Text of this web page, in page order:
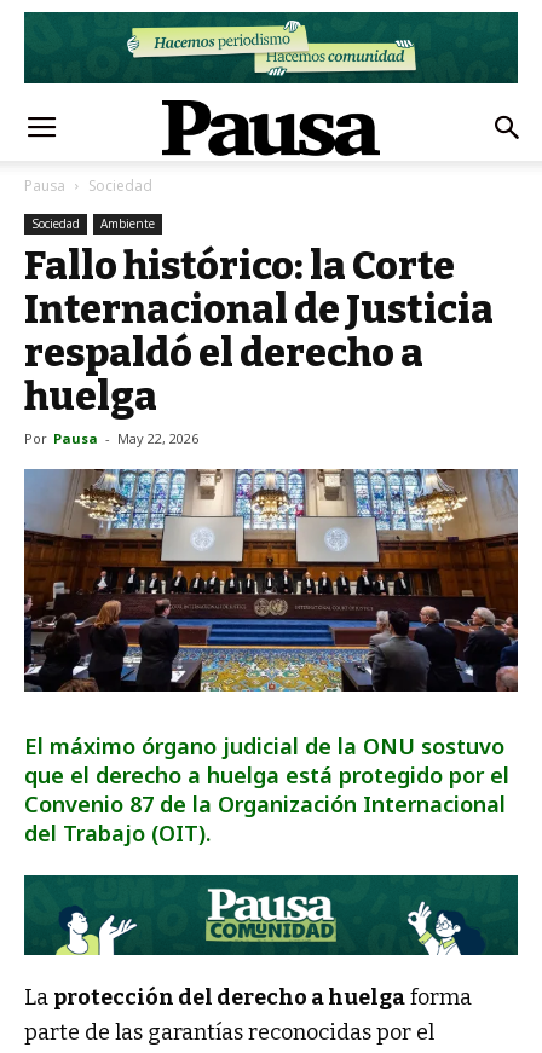
Pausa Sociedad
Sociedad Ambiente
Fallo histórico: la Corte
Internacional de Justicia
respaldó el derecho a
huelga
Por Pausa - May 22, 2026
El máximo órgano judicial de la ONU sostuvo
que el derecho a huelga está protegido por el
Convenio 87 de la Organización Internacional
del Trabajo (OIT).
La protección del derecho a huelgaforma
parte de las garantías reconocidas por el